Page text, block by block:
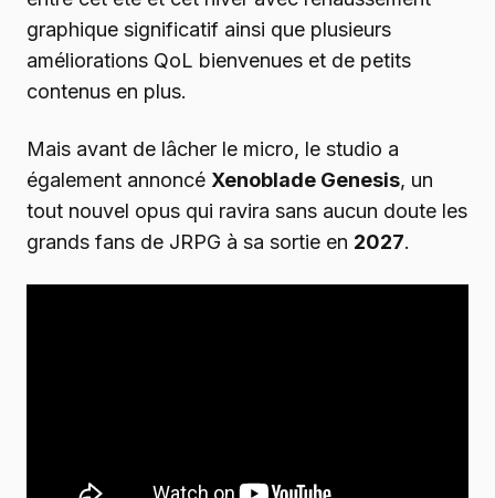
graphique significatif ainsi que plusieurs
améliorations QoL bienvenues et de petits
contenus en plus.
Mais avant de lâcher le micro, le studio a
également annoncé Xenoblade Genesis, un
tout nouvel opus qui ravira sans aucun doute les
grands fans de JRPG à sa sortie en 2027.